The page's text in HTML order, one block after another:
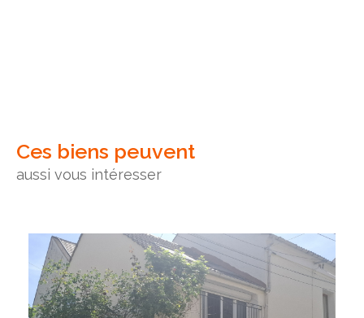
Ces biens peuvent
aussi vous intéresser